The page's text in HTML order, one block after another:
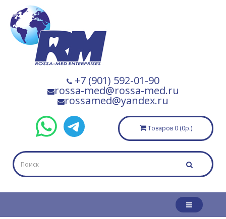
+7 (901) 592-01-90
rossa-med@rossa-med.ru
rossamed@yandex.ru
Товаров 0 (0р.)